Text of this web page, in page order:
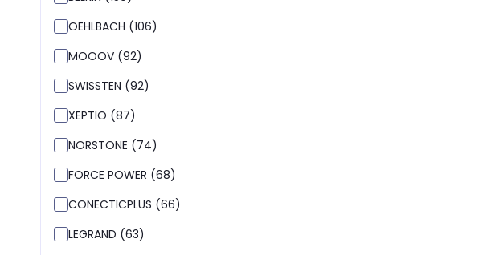
OEHLBACH (106)
MOOOV (92)
SWISSTEN (92)
XEPTIO (87)
NORSTONE (74)
FORCE POWER (68)
CONECTICPLUS (66)
LEGRAND (63)